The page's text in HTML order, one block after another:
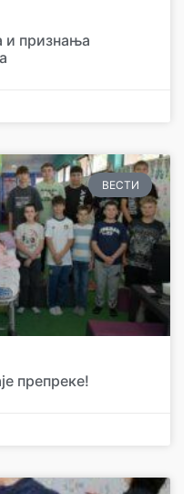
и признања
ВЕСТИ
препреке!